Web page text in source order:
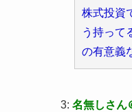
株式投資
う持って
の有意義
3: 名無しさん